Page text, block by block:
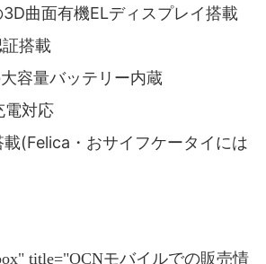
曲面有機ELディスプレイ搭載
搭載
容量バッテリー内蔵
電対応
(Felica・おサイフケータイには
title="OCNモバイルでの販売情